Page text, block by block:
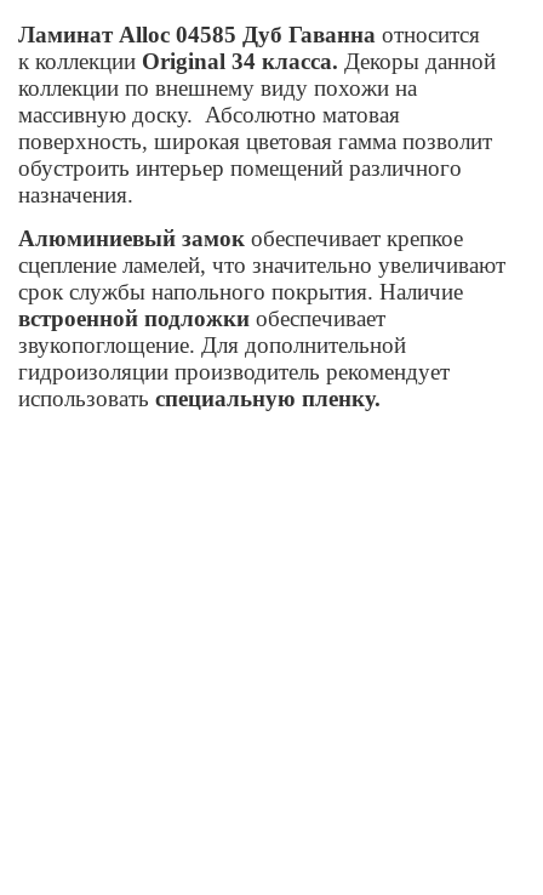
Ламинат Alloc 04585 Дуб Гаванна относится
к коллекции Original 34 класса. Декоры данной
коллекции по внешнему виду похожи на
массивную доску. Абсолютно матовая
поверхность, широкая цветовая гамма позволит
обустроить интерьер помещений различного
назначения.
Алюминиевый замок обеспечивает крепкое
сцепление ламелей, что значительно увеличивают
срок службы напольного покрытия. Наличие
встроенной подложки обеспечивает
звукопоглощение. Для дополнительной
гидроизоляции производитель рекомендует
использовать специальную пленку.